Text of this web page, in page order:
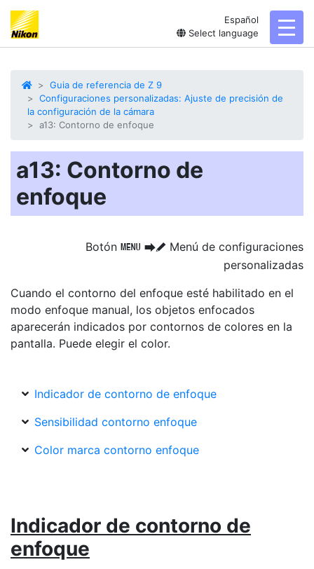
Español
Select language
Guia de referencia de Z 9
Configuraciones personalizadas: Ajuste de precisión de
la configuración de la cámara
a13: Contorno de enfoque
a13: Contorno de
enfoque
Botón G UA Menú de configuraciones
personalizadas
Cuando el contorno del enfoque esté habilitado en el
modo enfoque manual, los objetos enfocados
aparecerán indicados por contornos de colores en la
pantalla. Puede elegir el color.
Indicador de contorno de enfoque
Sensibilidad contorno enfoque
Color marca contorno enfoque
Indicador de contorno de
enfoque